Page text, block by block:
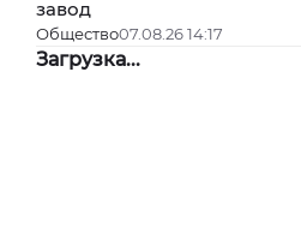
завод
Общество07.08.26 14:17
Загрузка...